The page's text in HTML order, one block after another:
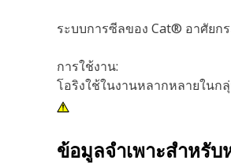
ระบบการซีลของ Cat® อาศัย
การใช้งาน:
โอริงใช้ในงานหลากหลายใน
ข้อมูลจำเพาะสำหรั